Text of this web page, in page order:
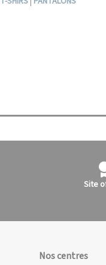
Site
Nos centres